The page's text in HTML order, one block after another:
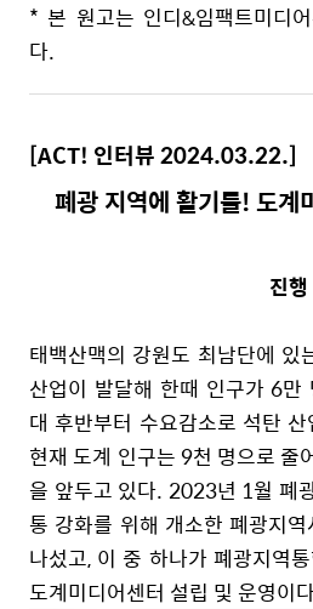
* 본 원고는 인디&임팩트미디
다.
[ACT! 인터뷰2024.03.22.]
폐광 지역에 활기를! 도계
진
태백산맥의 강원도 최남단에 있
산업이 발달해 한때 인구가 6
대 후반부터 수요감소로 석탄
현재 도계 인구는 9천 명으로
을 앞두고 있다. 2023년 1월 폐
통 강화를 위해 개소한 폐광지
나섰고, 이 중 하나가 폐광지역
도계미디어센터 설립 및 운영이